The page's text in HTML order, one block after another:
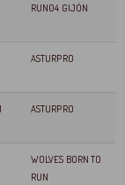
RUN04 GIJÓN
ASTURPRO
ASTURPRO
WOLVES BORN TO
RUN